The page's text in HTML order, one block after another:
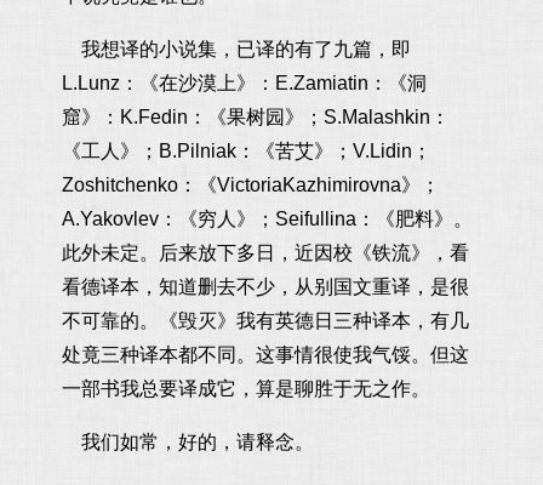
我想译的小说集，已译的有了九篇，即
L.Lunz：《在沙漠上》：E.Zamiatin：《洞
窟》：K.Fedin：《果树园》；S.Malashkin：
《工人》；B.Pilniak：《苦艾》；V.Lidin；
Zoshitchenko：《VictoriaKazhimirovna》；
A.Yakovlev：《穷人》；Seifullina：《肥料》。
此外未定。后来放下多日，近因校《铁流》，看
看德译本，知道删去不少，从别国文重译，是很
不可靠的。《毁灭》我有英德日三种译本，有几
处竟三种译本都不同。这事情很使我气馁。但这
一部书我总要译成它，算是聊胜于无之作。
我们如常，好的，请释念。